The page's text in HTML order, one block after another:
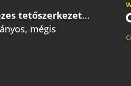
tetőszerkezet...
mégis